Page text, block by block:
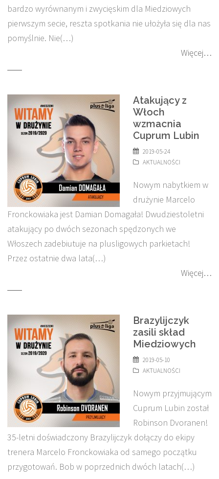
bardzo wyrównanym i zwycięskim dla Miedziowych
pierwszym secie, reszta spotkania nie ułożyła się dla nas
pomyślnie. Nie(…)
Więcej…
Atakujący z
Włoch
wzmacnia
Cuprum Lubin
2019-05-24
AKTUALNOŚCI
Nowym nabytkiem w
drużynie Marcelo
Fronckowiaka jest Damian Domagała! Dwudziestoletni
atakujący po dwóch sezonach spędzonych we
Włoszech zadebiutuje na plusligowych parkietach!
Przez ostatnie dwa lata(…)
Więcej…
Brazylijczyk
zasili skład
Miedziowych
2019-05-10
AKTUALNOŚCI
Nowym przyjmującym
Cuprum Lubin został
Robinson Dvoranen!
35-letni doświadczony Brazylijczyk dołączy do ekipy
trenera Marcelo Fronckowiaka od samego początku
przygotowań. Bob w poprzednich dwóch latach(…)